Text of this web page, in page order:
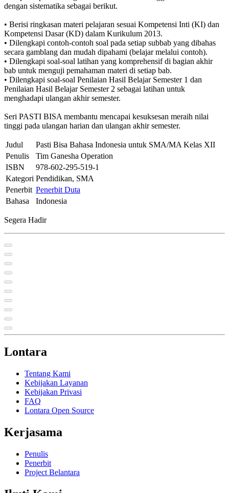
dengan sistematika sebagai berikut.
• Berisi ringkasan materi pelajaran sesuai Kompetensi Inti (KI) dan
Kompetensi Dasar (KD) dalam Kurikulum 2013.
• Dilengkapi contoh-contoh soal pada setiap subbab yang dibahas
secara gamblang dan mudah dipahami (belajar melalui contoh).
• Dilengkapi soal-soal latihan yang komprehensif di bagian akhir
bab untuk menguji pemahaman materi di setiap bab.
• Dilengkapi soal-soal Penilaian Hasil Belajar Semester 1 dan
Penilaian Hasil Belajar Semester 2 sebagai latihan untuk
menghadapi ulangan akhir semester.
Seri PASTI BISA membantu mencapai kesuksesan meraih nilai
tinggi pada ulangan harian dan ulangan akhir semester.
Judul
Pasti Bisa Bahasa Indonesia untuk SMA/MA Kelas XII
Penulis
Tim Ganesha Operation
ISBN
978-602-295-519-1
Kategori Pendidikan, SMA
Penerbit Penerbit Duta
Bahasa
Indonesia
Segera Hadir
Lontara
Tentang Kami
Kebijakan Layanan
Kebijakan Privasi
FAQ
Lontara Open Source
Kerjasama
Penulis
Penerbit
Project Belantara